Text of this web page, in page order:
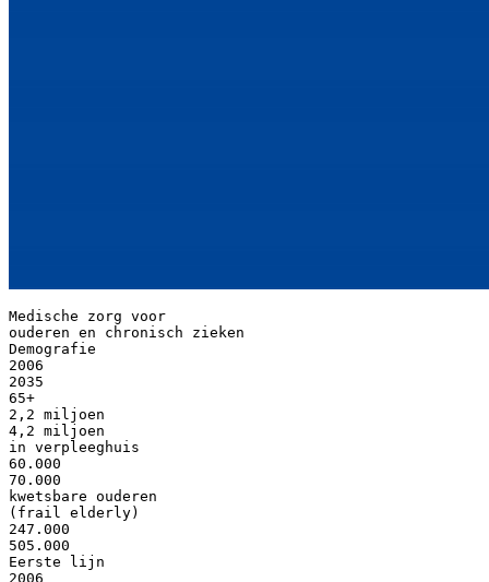
Medische zorg voor
ouderen en chronisch zieken
Demografie
2006
2035
65+
2,2 miljoen
4,2 miljoen
in verpleeghuis
60.000
70.000
kwetsbare ouderen
(frail elderly)
247.000
505.000
Eerste lijn
2006